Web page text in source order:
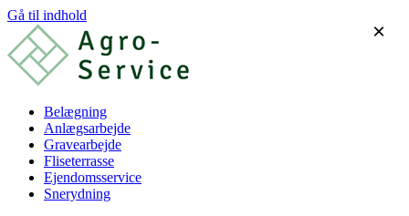
Gå til indhold
Belægning
Anlægsarbejde
Gravearbejde
Fliseterrasse
Ejendomsservice
Snerydning
×